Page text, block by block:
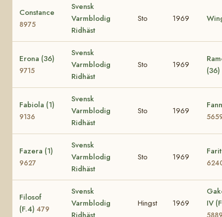
Constance
8975
Svensk
Varmblodig
Ridhäst
Sto 1969
Erona (36)
9715
Svensk
Varmblodig
Ridhäst
Sto 1969
(36)
Fabiola (1)
9136
Svensk
Varmblodig
Ridhäst
Sto 1969
Fazera (1)
9627
Svensk
Varmblodig
Ridhäst
Sto 1969
Filosof
(F.4) 479
Svensk
Varmblodig
Ridhäst
Hingst 1969
IV